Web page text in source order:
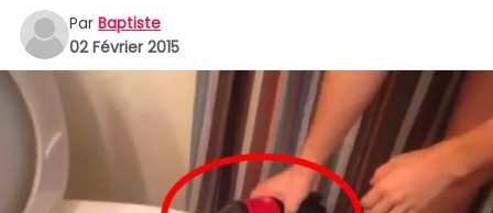
Par Baptiste
02 Février 2015